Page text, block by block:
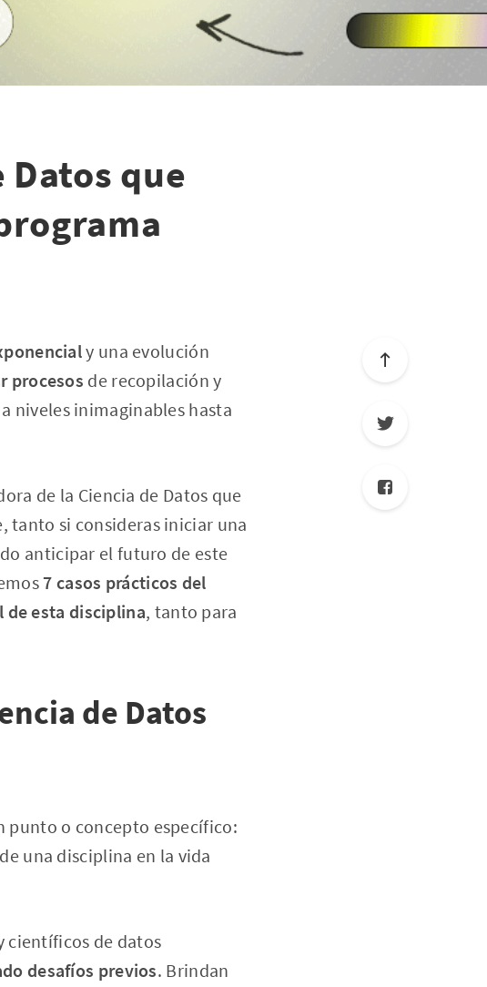
que
y una evolución
procesos de recopilación y
niveles inimaginables hasta
de la Ciencia de Datos que
tanto si consideras iniciar una
anticipar el futuro de este
7 casos prácticos del
de esta disciplina, tanto para
de Datos
punto o concepto específico:
una disciplina en la vida
científicos de datos
desafíos previos. Brindan